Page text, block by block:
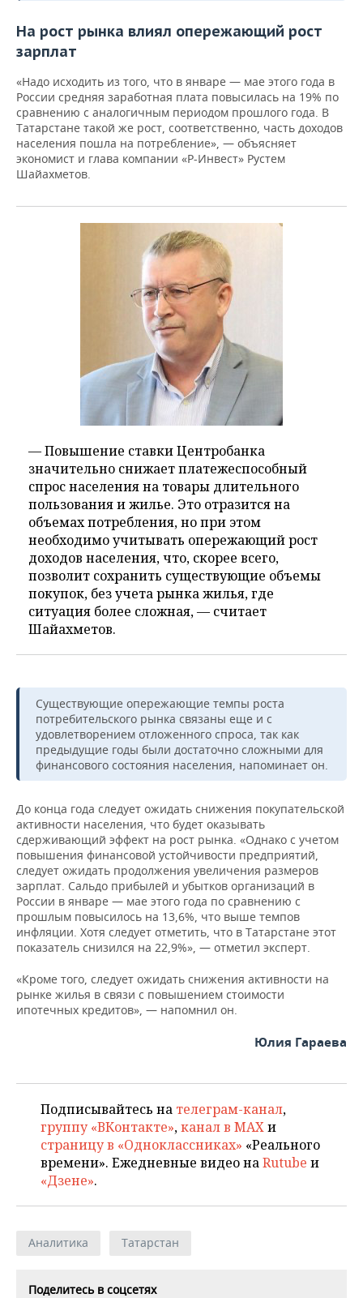
На рост рынка влиял опережающий рост
зарплат
«Надо исходить из того, что в январе — мае этого года в
России средняя заработная плата повысилась на 19% по
сравнению с аналогичным периодом прошлого года. В
Татарстане такой же рост, соответственно, часть доходов
населения пошла на потребление», — объясняет
экономист и глава компании «Р-Инвест» Рустем
Шайахметов.
— Повышение ставки Центробанка
значительно снижает платежеспособный
спрос населения на товары длительного
пользования и жилье. Это отразится на
объемах потребления, но при этом
необходимо учитывать опережающий рост
доходов населения, что, скорее всего,
позволит сохранить существующие объемы
покупок, без учета рынка жилья, где
ситуация более сложная, — считает
Шайахметов.
Существующие опережающие темпы роста
потребительского рынка связаны еще и с
удовлетворением отложенного спроса, так как
предыдущие годы были достаточно сложными для
финансового состояния населения, напоминает он.
До конца года следует ожидать снижения покупательской
активности населения, что будет оказывать
сдерживающий эффект на рост рынка. «Однако с учетом
повышения финансовой устойчивости предприятий,
следует ожидать продолжения увеличения размеров
зарплат. Сальдо прибылей и убытков организаций в
России в январе — мае этого года по сравнению с
прошлым повысилось на 13,6%, что выше темпов
инфляции. Хотя следует отметить, что в Татарстане этот
показатель снизился на 22,9%», — отметил эксперт.
«Кроме того, следует ожидать снижения активности на
рынке жилья в связи с повышением стоимости
ипотечных кредитов», — напомнил он.
Юлия Гараева
Подписывайтесь на телеграм-канал,
группу «ВКонтакте»,канал в MAXи
страницу в «Одноклассниках» «Реального
времени». Ежедневные видео наRutube и
«Дзене».
Аналитика Татарстан
Поделитесь в соцсетях